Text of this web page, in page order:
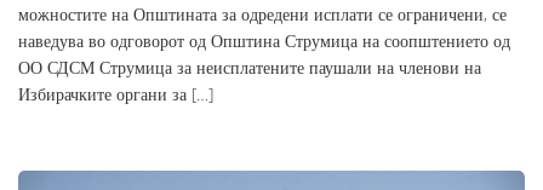
можностите на Општината за одредени исплати се ограничени, се
наведува во одговорот од Општина Струмица на соопштението од
ОО СДСМ Струмица за неисплатените паушали на членови на
Избирачките органи за […]